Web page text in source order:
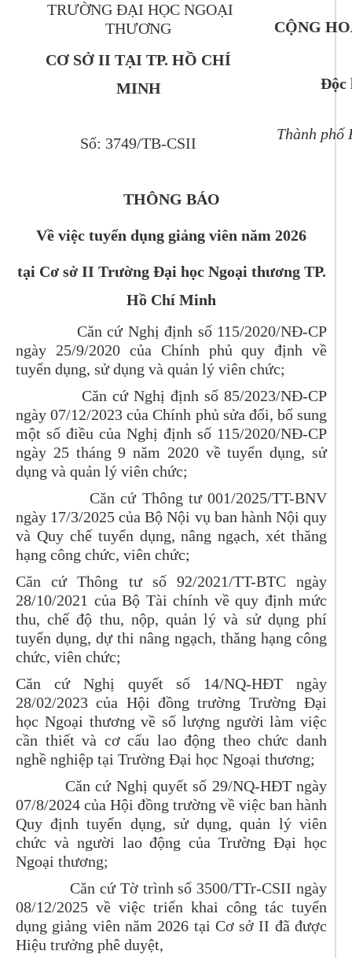
TRƯỜNG ĐẠI HỌC NGOẠI
THƯƠNG
CƠ SỞ II TẠI TP. HỒ CHÍ
MINH
CỘNG
Độc
Số: 3749/TB-CSII
Thành
THÔNG BÁO
Về việc tuyển dụng giảng viên năm 2026
tại Cơ sở II Trường Đại học Ngoại thương TP.
Hồ Chí Minh
Căn cứ Nghị định số 115/2020/NĐ-CP
ngày 25/9/2020 của Chính phủ quy định về
tuyển dụng, sử dụng và quản lý viên chức;
Căn cứ Nghị định số 85/2023/NĐ-CP
ngày 07/12/2023 của Chính phủ sửa đổi, bổ sung
một số điều của Nghị định số 115/2020/NĐ-CP
ngày 25 tháng 9 năm 2020 về tuyển dụng, sử
dụng và quản lý viên chức;
Căn cứ Thông tư 001/2025/TT-BNV
ngày 17/3/2025 của Bộ Nội vụ ban hành Nội quy
và Quy chế tuyển dụng, nâng ngạch, xét thăng
hạng công chức, viên chức;
Căn cứ Thông tư số 92/2021/TT-BTC ngày
28/10/2021 của Bộ Tài chính về quy định mức
thu, chế độ thu, nộp, quản lý và sử dụng phí
tuyển dụng, dự thi nâng ngạch, thăng hạng công
chức, viên chức;
Căn cứ Nghị quyết số 14/NQ-HĐT ngày
28/02/2023 của Hội đồng trường Trường Đại
học Ngoại thương về số lượng người làm việc
cần thiết và cơ cấu lao động theo chức danh
nghề nghiệp tại Trường Đại học Ngoại thương;
Căn cứ Nghị quyết số 29/NQ-HĐT ngày
07/8/2024 của Hội đồng trường về việc ban hành
Quy định tuyển dụng, sử dụng, quản lý viên
chức và người lao động của Trường Đại học
Ngoại thương;
Căn cứ Tờ trình số 3500/TTr-CSII ngày
08/12/2025 về việc triển khai công tác tuyển
dụng giảng viên năm 2026 tại Cơ sở II đã được
Hiệu trưởng phê duyệt,